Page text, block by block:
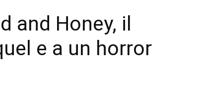
and Honey, il
e a un horror